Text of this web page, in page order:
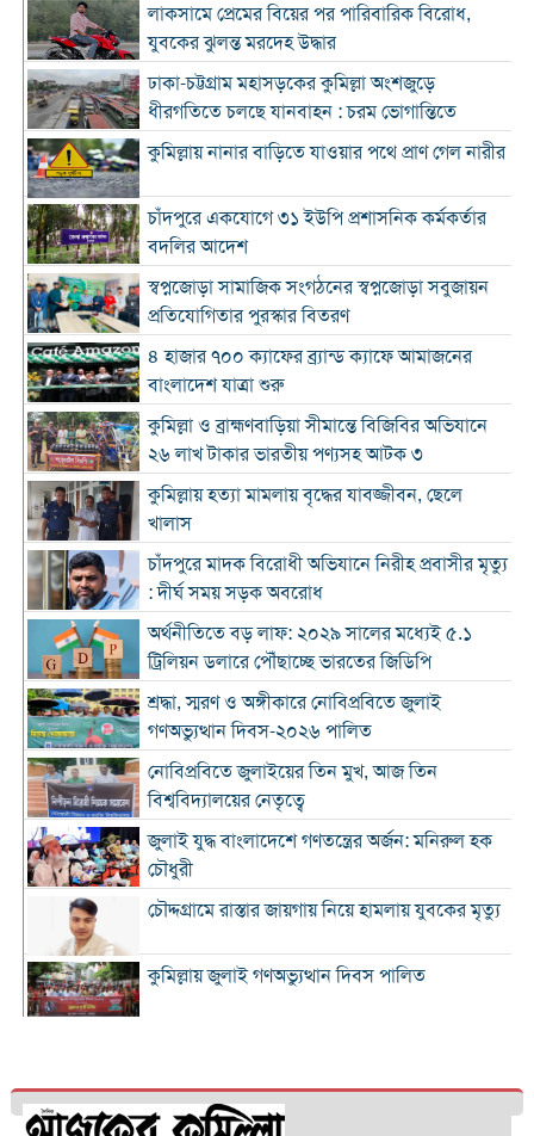
লাকসামে প্রেমের বিয়ের পর পারিবারিক বিরোধ,
যুবকের ঝুলন্ত মরদেহ উদ্ধার
ঢাকা-চট্টগ্রাম মহাসড়কের কুমিল্লা অংশজুড়ে
ধীরগতিতে চলছে যানবাহন : চরম ভোগান্তিতে
কুমিল্লায় নানার বাড়িতে যাওয়ার পথে প্রাণ গেল নারীর
চাঁদপুরে একযোগে ৩১ ইউপি প্রশাসনিক কর্মকর্তার
বদলির আদেশ
স্বপ্নজোড়া সামাজিক সংগঠনের স্বপ্নজোড়া সবুজায়ন
প্রতিযোগিতার পুরস্কার বিতরণ
৪ হাজার ৭০০ ক্যাফের ব্র্যান্ড ক্যাফে আমাজনের
বাংলাদেশ যাত্রা শুরু
কুমিল্লা ও ব্রাহ্মণবাড়িয়া সীমান্তে বিজিবির অভিযানে
২৬ লাখ টাকার ভারতীয় পণ্যসহ আটক ৩
কুমিল্লায় হত্যা মামলায় বৃদ্ধের যাবজ্জীবন, ছেলে
খালাস
চাঁদপুরে মাদক বিরোধী অভিযানে নিরীহ প্রবাসীর মৃত্যু
: দীর্ঘ সময় সড়ক অবরোধ
অর্থনীতিতে বড় লাফ: ২০২৯ সালের মধ্যেই ৫.১
ট্রিলিয়ন ডলারে পৌঁছাচ্ছে ভারতের জিডিপি
শ্রদ্ধা, স্মরণ ও অঙ্গীকারে নোবিপ্রবিতে জুলাই
গণঅভ্যুত্থান দিবস-২০২৬ পালিত
নোবিপ্রবিতে জুলাইয়ের তিন মুখ, আজ তিন
বিশ্ববিদ্যালয়ের নেতৃত্বে
জুলাই যুদ্ধ বাংলাদেশে গণতন্ত্রের অর্জন: মনিরুল হক
চৌধুরী
চৌদ্দগ্রামে রাস্তার জায়গায় নিয়ে হামলায় যুবকের মৃত্যু
কুমিল্লায় জুলাই গণঅভ্যুত্থান দিবস পালিত
চৌদ্দগ্রামে জুলাই গণঅভ্যুত্থান দিবসে আলোচনা সভা